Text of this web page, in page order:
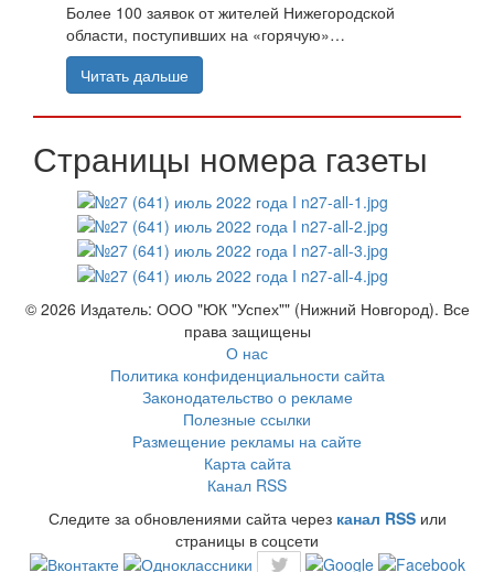
Более 100 заявок от жителей Нижегородской
области, поступивших на «горячую»…
Читать дальше
Страницы номера газеты
© 2026 Издатель: ООО "ЮК "Успех"" (Нижний Новгород). Все
права защищены
О нас
Политика конфиденциальности сайта
Законодательство о рекламе
Полезные ссылки
Размещение рекламы на сайте
Карта сайта
Канал RSS
Следите за обновлениями сайта через канал RSSили
страницы в соцсети